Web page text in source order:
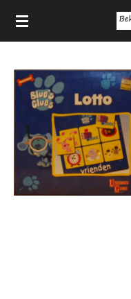
Ga
direct
hoofdinhoud